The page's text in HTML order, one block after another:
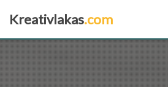
Kreativlakas.com